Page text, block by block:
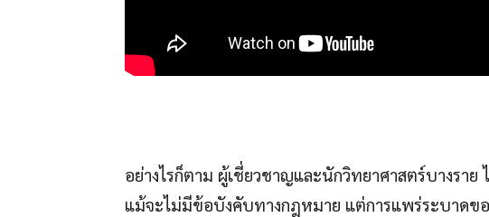
อย่างไรก็ตาม ผู้เชี่ยวชาญและนักวิทยาศาสตร์บางราย
แม้จะไม่มีข้อบังคับทางกฎหมาย แต่การแพร่ระบาดขอ